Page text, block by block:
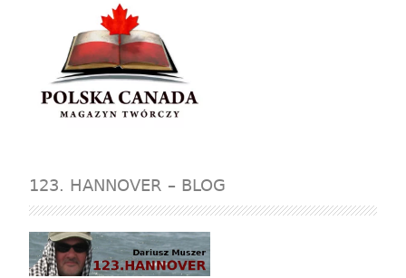
123. HANNOVER – BLOG